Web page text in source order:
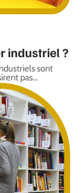
industriel ?
sont
pas…